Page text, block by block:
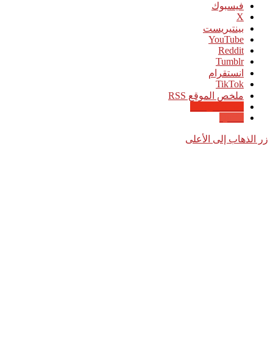
فيسبوك
‫X
بينتيريست
‫YouTube
انستقرام
‫TikTok
ملخص الموقع RSS
زر الذهاب إلى الأعلى